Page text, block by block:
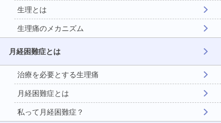
生理とは
生理痛のメカニズム
月経困難症とは
治療を必要とする生理痛
月経困難症とは
私って月経困難症？